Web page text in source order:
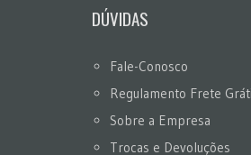
DÚVIDAS
Fale-Conosco
Regulamento Frete
Sobre a Empresa
Trocas e Devoluções